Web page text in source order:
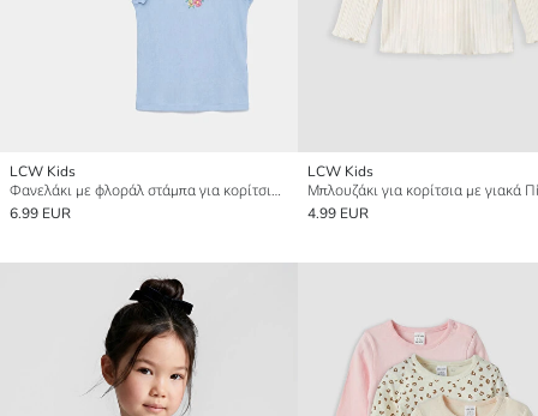
LCW Kids
Φανελάκι με φλοράλ στάμπα για κορίτσια με ραβδώσεις 2-πακέτο
6.99 EUR
LCW Kids
4.99 EUR